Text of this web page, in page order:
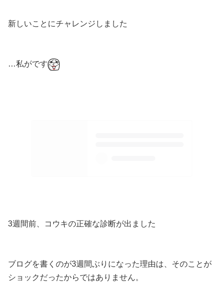
新しいことにチャレンジしました
…私がです
3週間前、コウキの正確な診断が出ました
ブログを書くのが3週間ぶりになった理由は、そのことが
ショックだったからではありません。